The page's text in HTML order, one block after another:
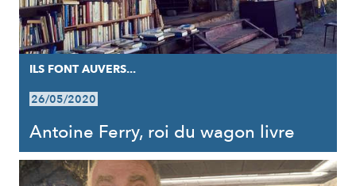
ILS FONT AUVERS...
26/05/2020
Antoine Ferry, roi du wagon livre